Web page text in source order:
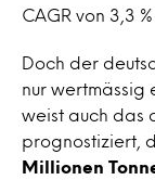
CAGR von 3,3
Doch der
nur wertmässig
weist auch das
prognostiziert,
Millionen